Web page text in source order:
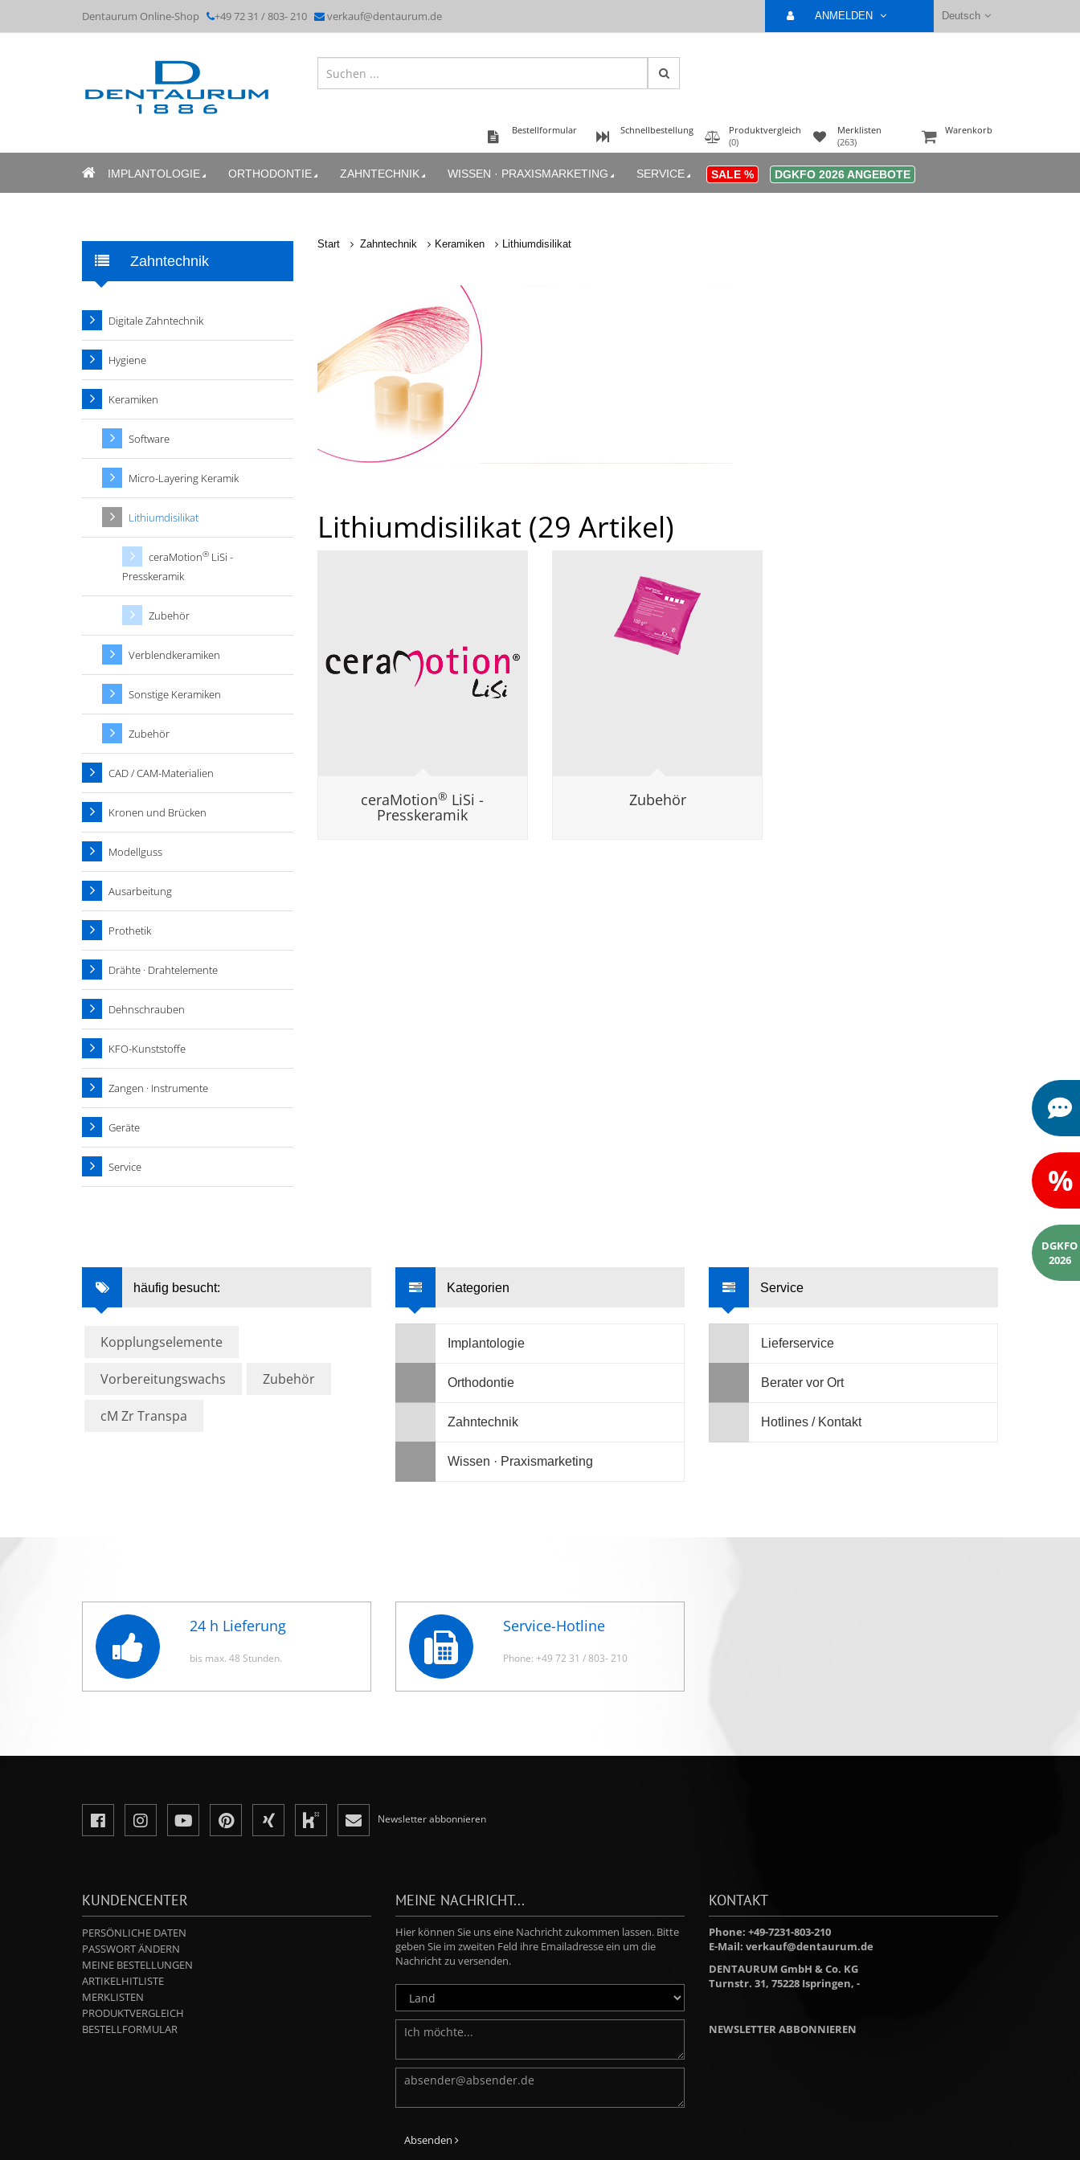
Dentaurum Online-Shop +49 72 31 / 803- 210 verkauf@dentaurum.de Deutsch
ANMELDEN
Warenkorb
Merklisten
(263)
Produktvergleich
(0)
Schnellbestellung
Bestellformular
IMPLANTOLOGIE ORTHODONTIE ZAHNTECHNIK WISSEN · PRAXISMARKETING SERVICE SALE % DGKFO 2026 ANGEBOTE
Start Zahntechnik Keramiken Lithiumdisilikat
Lithiumdisilikat (29 Artikel)
ceraMotion® LiSi -
Presskeramik
Zubehör
Zahntechnik
Digitale Zahntechnik
Hygiene
Keramiken
Software
Micro-Layering Keramik
Lithiumdisilikat
ceraMotion® LiSi -
Presskeramik
Zubehör
Verblendkeramiken
Sonstige Keramiken
Zubehör
CAD / CAM-Materialien
Kronen und Brücken
Modellguss
Ausarbeitung
Prothetik
Drähte · Drahtelemente
Dehnschrauben
KFO-Kunststoffe
Zangen · Instrumente
Geräte
Service
häufig besucht:
Kopplungselemente
Vorbereitungswachs Zubehör
cM Zr Transpa
Kategorien
Implantologie
Orthodontie
Zahntechnik
Wissen · Praxismarketing
Service
Lieferservice
Berater vor Ort
Hotlines / Kontakt
24 h Lieferung
bis max. 48 Stunden.
Service-Hotline
Phone: +49 72 31 / 803- 210
Newsletter abbonnieren
KUNDENCENTER
PERSÖNLICHE DATEN
PASSWORT ÄNDERN
MEINE BESTELLUNGEN
ARTIKELHITLISTE
MERKLISTEN
PRODUKTVERGLEICH
BESTELLFORMULAR
MEINE NACHRICHT...
Hier können Sie uns eine Nachricht zukommen lassen. Bitte
geben Sie im zweiten Feld ihre Emailadresse ein um die
Nachricht zu versenden.
Absenden
KONTAKT
Phone: +49-7231-803-210
E-Mail: verkauf@dentaurum.de
DENTAURUM GmbH & Co. KG
Turnstr. 31, 75228 Ispringen, -
NEWSLETTER ABBONNIEREN
%
DGKFO
2026